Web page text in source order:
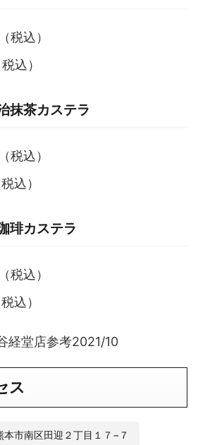
税込）
込）
抹茶カステラ
税込）
込）
琲カステラ
税込）
込）
経堂店参考2021/10
ス
市南区田迎２丁目１７−７